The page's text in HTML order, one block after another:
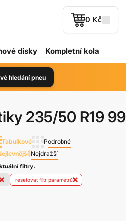
0 Kč
disky Kompletní kola
hledání pneu
235/50 R19 99
Tabulkové
Podrobné
Nejdražší
filtry:
resetovat filtr parametrů